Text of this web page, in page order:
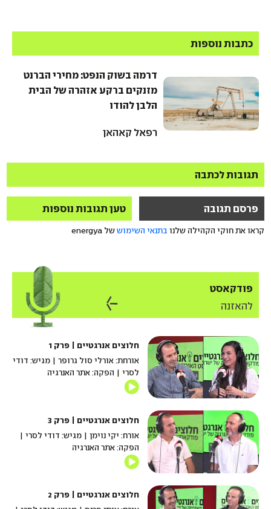
כתבות נוספות
דרמה בשוק הנפט: מחירי הברנט
מזנקים ברקע אזהרה של הבית
הלבן להודו
רפאל קאהאן
תגובות לכתבה
פרסם תגובה טען תגובות נוספות
קראו את חוקי הקהילה שלנו בתנאי השימוששל energya
פודקאסט
להאזנה
חלוצים אנרגטיים | פרק 1
אורחת: אורלי סול גרופר | מגיש: דודי
לסרי | הפקה: אתר האנרגיה
חלוצים אנרגטיים | פרק 3
אורח: יקי נוימן | מגיש: דודי לסרי |
הפקה: אתר האנרגיה
חלוצים אנרגטיים | פרק 2